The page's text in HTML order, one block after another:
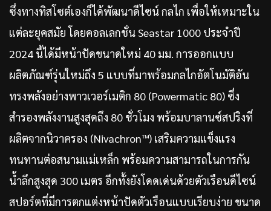
ซึ่งทางทิสโซต์เองก็ได้พัฒนาดีไซน์ กลไก เพื่อให้เหมาะใน
แต่ละยุคสมัย โดยคอลเลกชั่น Seastar 1000 ประจำปี
2024 นี้ได้มีหน้าปัดขนาดใหม่ 40 มม. การออกแบบ
ผลิตภัณฑ์รุ่นใหม่ถึง 5 แบบที่มาพร้อมกลไกอัตโนมัติอัน
ทรงพลังอย่างพาวเวอร์เมติก 80 (Powermatic 80) ซึ่ง
สำรองพลังงานสูงสุดถึง 80 ชั่วโมง พร้อมบาลานซ์สปริงที่
ผลิตจากนิวาครอง (Nivachron™) เสริมความแข็งแรง
ทนทานต่อสนามแม่เหล็ก พร้อมความสามารถในการกัน
น้ำลึกสูงสุด 300 เมตร อีกทั้งยังโดดเด่นด้วยตัวเรือนดีไซน์
สปอร์ตที่มีการตกแต่งหน้าปัดตัวเรือนแบบเรียบง่าย ขนาด